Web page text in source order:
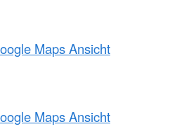
Maps Ansicht
Maps Ansicht